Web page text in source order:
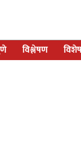
विश्लेषण